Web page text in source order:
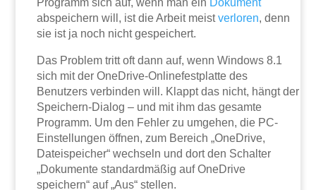
Programm sich auf, wenn man ein Dokument
abspeichern will, ist die Arbeit meistverloren, denn
sie ist ja noch nicht gespeichert.
Das Problem tritt oft dann auf, wenn Windows 8.1
sich mit der OneDrive-Onlinefestplatte des
Benutzers verbinden will. Klappt das nicht, hängt der
Speichern-Dialog – und mit ihm das gesamte
Programm. Um den Fehler zu umgehen, die PC-
Einstellungen öffnen, zum Bereich „OneDrive,
Dateispeicher“ wechseln und dort den Schalter
„Dokumente standardmäßig auf OneDrive
speichern“ auf „Aus“ stellen.